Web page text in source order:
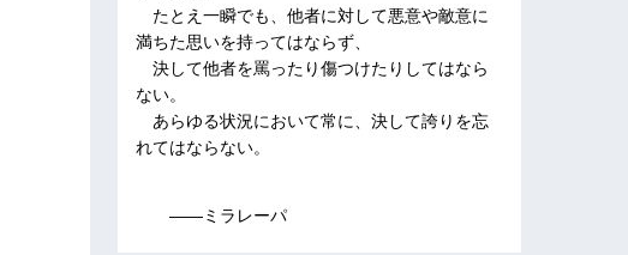
たとえ一瞬でも、他者に対して悪意や敵意に
満ちた思いを持ってはならず、
決して他者を罵ったり傷つけたりしてはなら
ない。
あらゆる状況において常に、決して誇りを忘
れてはならない。
――ミラレーパ